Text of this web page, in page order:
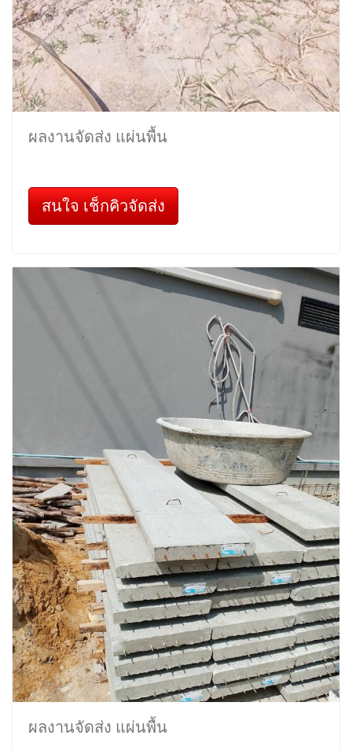
ผลงานจัดส่ง แผ่นพื้น
สนใจ เช็กคิวจัดส่ง
ผลงานจัดส่ง แผ่นพื้น